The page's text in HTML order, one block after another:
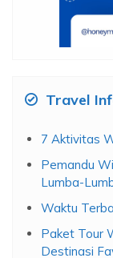
Travel
7 Aktivitas
Pemandu
Lumba-
Waktu
Paket Tour
Destinasi